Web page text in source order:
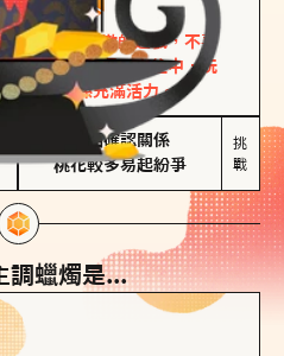
、琥珀
愛為一場刺激的遊戲，不喜
論是約會中還是交往中，玩
趣，讓關係充滿活力。
害怕確認關係
桃花較多易起紛爭
挑
戰
調蠟燭是...